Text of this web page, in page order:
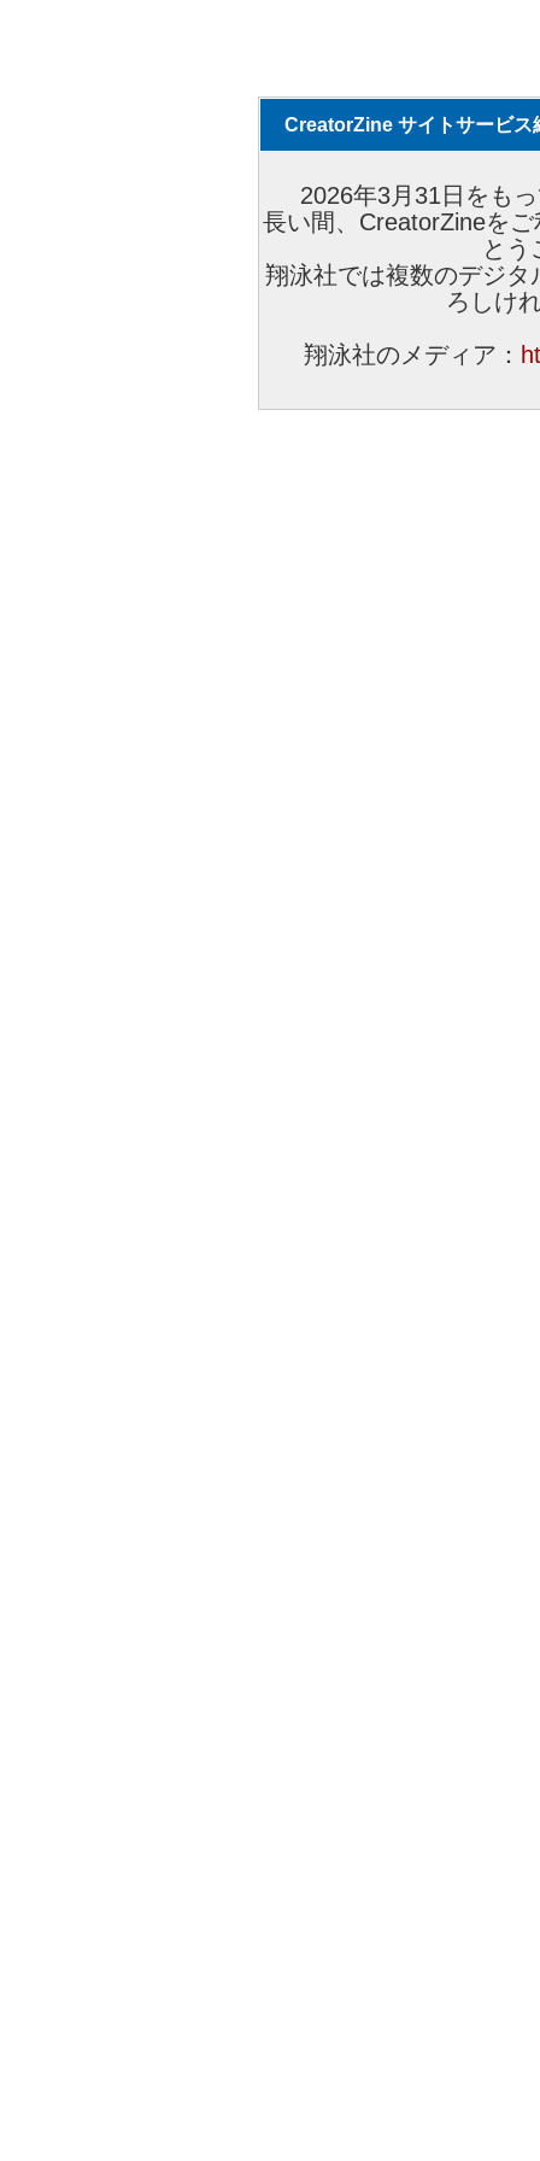
CreatorZine サイトサービス
2026年3月31日をも
長い間、CreatorZineを
とう
翔泳社では複数のデジ
ろしけ
翔泳社のメディア：